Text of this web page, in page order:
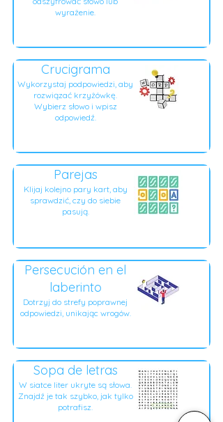
wyrażenie.
Crucigrama
Wykorzystaj podpowiedzi, aby
rozwiązać krzyżówkę.
Wybierz słowo i wpisz
odpowiedź.
Parejas
Klijaj kolejno pary kart, aby
sprawdzić, czy do siebie
pasują.
Persecución en el
laberinto
Dotrzyj do strefy poprawnej
odpowiedzi, unikając wrogów.
Sopa de letras
W siatce liter ukryte są słowa.
Znajdź je tak szybko, jak tylko
potrafisz.